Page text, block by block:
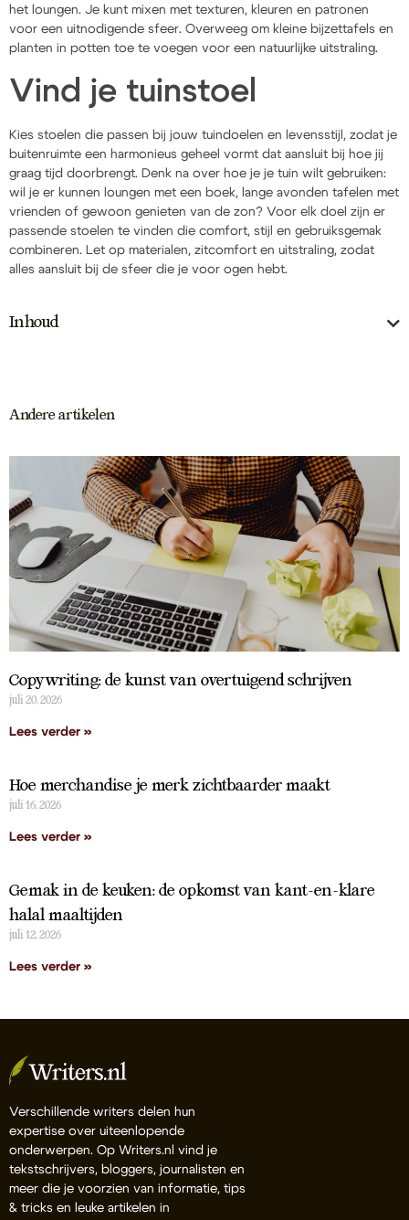
het loungen. Je kunt mixen met texturen, kleuren en patronen
voor een uitnodigende sfeer. Overweeg om kleine bijzettafels en
planten in potten toe te voegen voor een natuurlijke uitstraling.
Vind je tuinstoel
Kies stoelen die passen bij jouw tuindoelen en levensstijl, zodat je
buitenruimte een harmonieus geheel vormt dat aansluit bij hoe jij
graag tijd doorbrengt. Denk na over hoe je je tuin wilt gebruiken:
wil je er kunnen loungen met een boek, lange avonden tafelen met
vrienden of gewoon genieten van de zon? Voor elk doel zijn er
passende stoelen te vinden die comfort, stijl en gebruiksgemak
combineren. Let op materialen, zitcomfort en uitstraling, zodat
alles aansluit bij de sfeer die je voor ogen hebt.
Inhoud
Andere artikelen
Copywriting: de kunst van overtuigend schrijven
juli 20, 2026
Lees verder »
Hoe merchandise je merk zichtbaarder maakt
juli 16, 2026
Lees verder »
Gemak in de keuken: de opkomst van kant-en-klare
halal maaltijden
juli 12, 2026
Lees verder »
Verschillende writers delen hun
expertise over uiteenlopende
onderwerpen. Op Writers.nl vind je
tekstschrijvers, bloggers, journalisten en
meer die je voorzien van informatie, tips
& tricks en leuke artikelen in